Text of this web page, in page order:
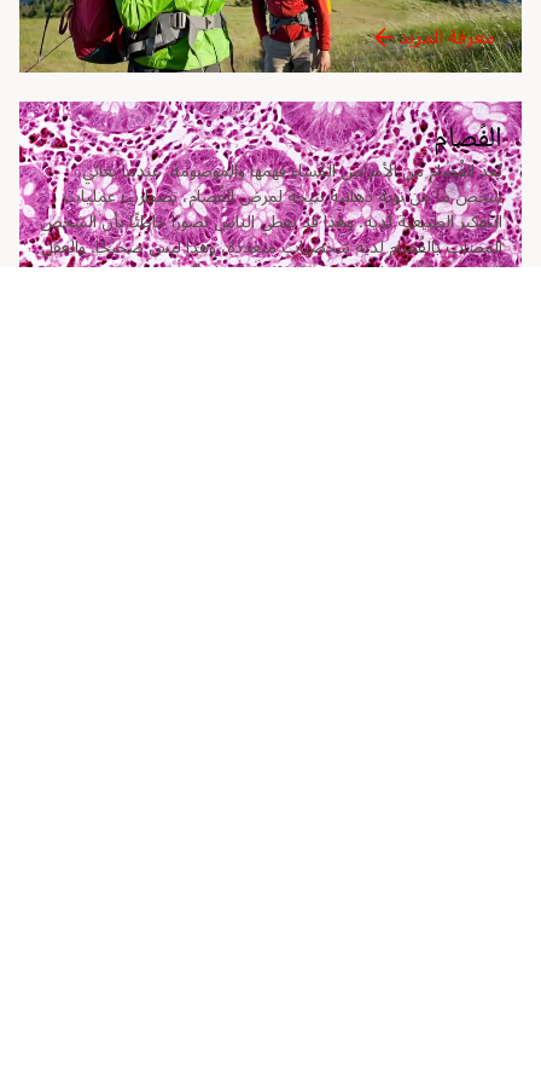
معرفة المزيد
الفُصام
يُعد الفُصام من الأمراض المُساء فهمها والموصومة. عندما يعاني
شخص ما من نوبة ذهانية نتيجة لمرض الفُصام، تضطرب عمليات
التفكير الطبيعية لديه. وهذا قد يعطي الناس تصورًا خاطئًا بأن الشخص
المصاب بالفُصام لديه شخصيات متعددة، وهذا ليس صحيحًا. والعقل
المصاب بالفُصام ليس منقسمًا ولكنه محطم.4